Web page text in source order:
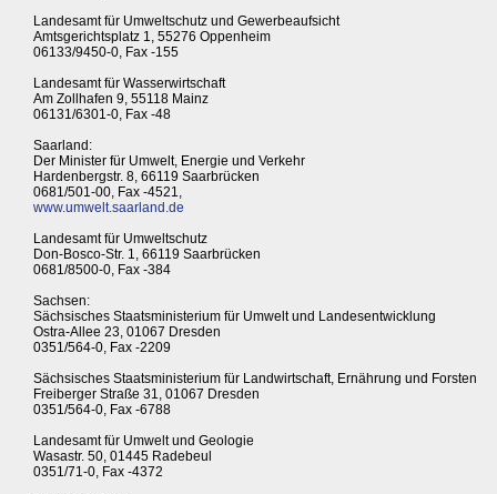
Landesamt für Umweltschutz und Gewerbeaufsicht
Amtsgerichtsplatz 1, 55276 Oppenheim
06133/9450-0, Fax -155
Landesamt für Wasserwirtschaft
Am Zollhafen 9, 55118 Mainz
06131/6301-0, Fax -48
Saarland:
Der Minister für Umwelt, Energie und Verkehr
Hardenbergstr. 8, 66119 Saarbrücken
0681/501-00, Fax -4521,
www.umwelt.saarland.de
Landesamt für Umweltschutz
Don-Bosco-Str. 1, 66119 Saarbrücken
0681/8500-0, Fax -384
Sachsen:
Sächsisches Staatsministerium für Umwelt und Landesentwicklung
Ostra-Allee 23, 01067 Dresden
0351/564-0, Fax -2209
Sächsisches Staatsministerium für Landwirtschaft, Ernährung und Forsten
Freiberger Straße 31, 01067 Dresden
0351/564-0, Fax -6788
Landesamt für Umwelt und Geologie
Wasastr. 50, 01445 Radebeul
0351/71-0, Fax -4372